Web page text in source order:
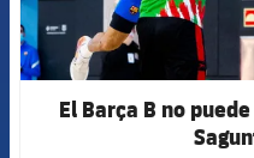
El Barça B no